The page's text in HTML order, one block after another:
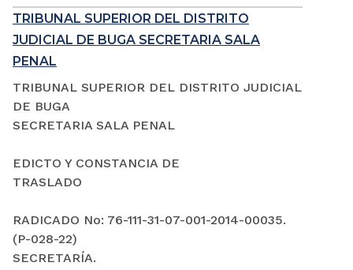
TRIBUNAL SUPERIOR DEL DISTRITO
JUDICIAL DE BUGA SECRETARIA SALA
PENAL
TRIBUNAL SUPERIOR DEL DISTRITO JUDICIAL
DE BUGA
SECRETARIA SALA PENAL
EDICTO Y CONSTANCIA DE
TRASLADO
RADICADO No: 76-111-31-07-001-2014-00035.
(P-028-22)
SECRETARÍA.